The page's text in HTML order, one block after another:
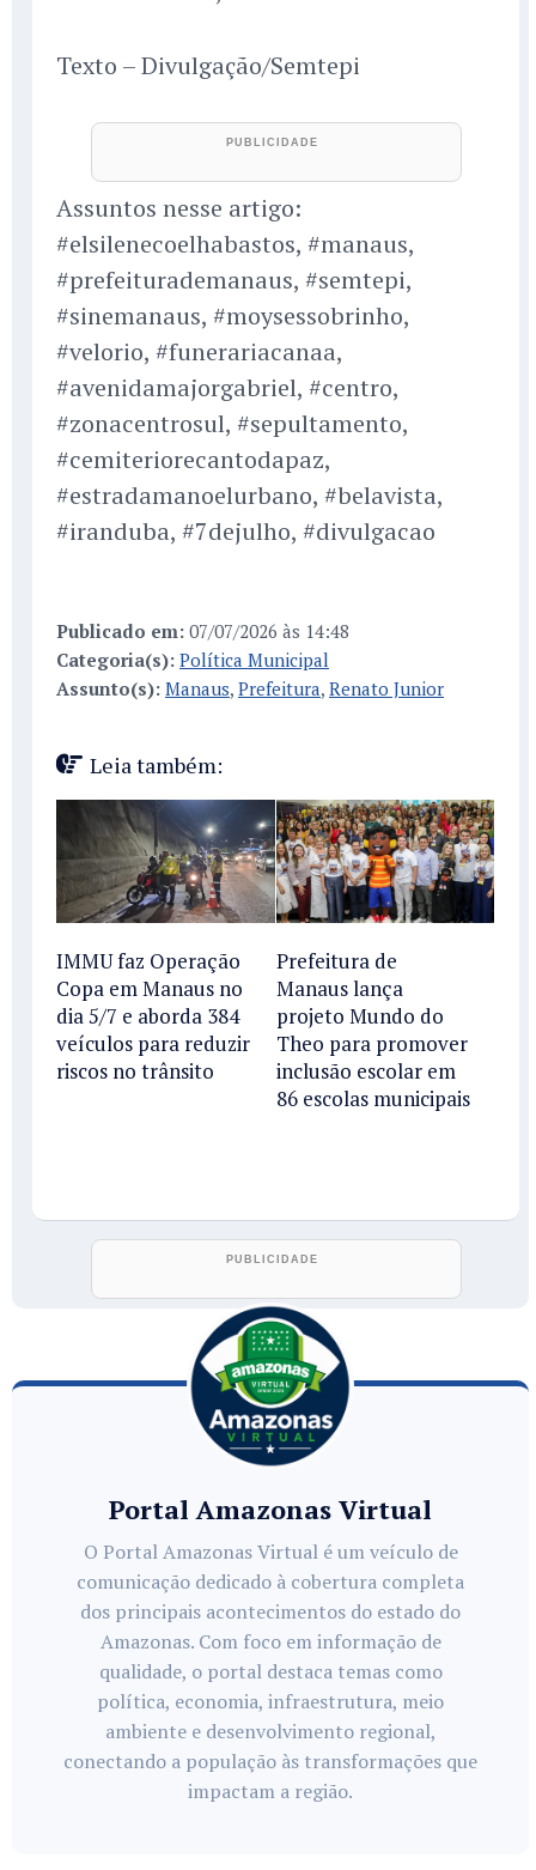
Texto – Divulgação/Semtepi
Assuntos nesse artigo:
#elsilenecoelhabastos, #manaus,
#prefeiturademanaus, #semtepi,
#sinemanaus, #moysessobrinho,
#velorio, #funerariacanaa,
#avenidamajorgabriel, #centro,
#zonacentrosul, #sepultamento,
#cemiteriorecantodapaz,
#estradamanoelurbano, #belavista,
#iranduba, #7dejulho, #divulgacao
Publicado em: 07/07/2026 às 14:48
Categoria(s): Política Municipal
Assunto(s): Manaus, Prefeitura, Renato Junior
Leia também:
IMMU faz Operação
Copa em Manaus no
dia 5/7 e aborda 384
veículos para reduzir
riscos no trânsito
Prefeitura de
Manaus lança
projeto Mundo do
Theo para promover
inclusão escolar em
86 escolas municipais
Portal Amazonas Virtual
O Portal Amazonas Virtual é um veículo de
comunicação dedicado à cobertura completa
dos principais acontecimentos do estado do
Amazonas. Com foco em informação de
qualidade, o portal destaca temas como
política, economia, infraestrutura, meio
ambiente e desenvolvimento regional,
conectando a população às transformações que
impactam a região.